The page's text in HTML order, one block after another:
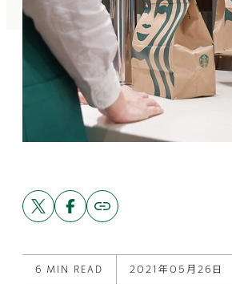
Share
this
post
X
Share
this
post
Facebook
Copy
link
to
6 MIN READ 2021年05月26日